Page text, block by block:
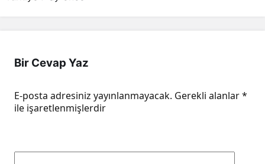
Bir Cevap Yaz
E-posta adresiniz yayınlanmayacak. Gerekli alanlar*
ile işaretlenmişlerdir